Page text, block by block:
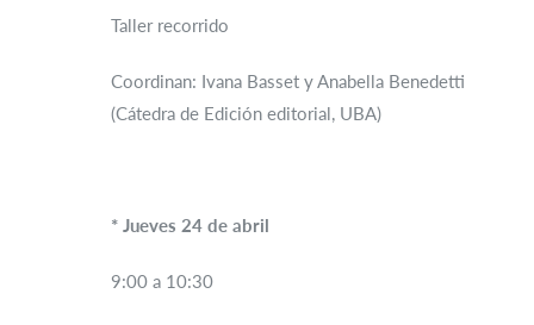
Taller recorrido
Coordinan: Ivana Basset y Anabella Benedetti
(Cátedra de Edición editorial, UBA)
* Jueves 24 de abril
9:00 a 10:30